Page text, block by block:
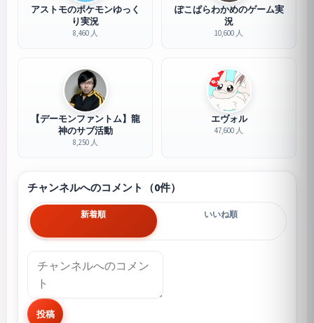
アストモのポケモンゆっく
り実況
8,460 人
ぽこぱらわかめのゲーム実
況
10,600 人
【デーモンファントム】龍
神のサブ活動
8,250 人
エヴォル
47,600 人
チャンネルへのコメント（0件）
新着順 いいね順
投稿